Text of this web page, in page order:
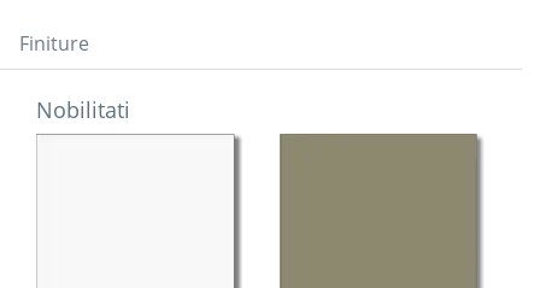
Finiture
Nobilitati